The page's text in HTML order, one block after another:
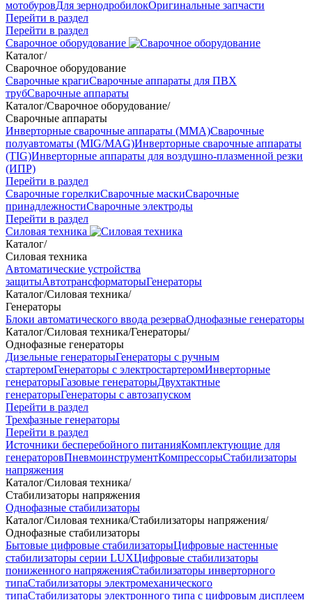
мотобуровДля зернодробилокОригинальные запчасти
Перейти в раздел
Перейти в раздел
Сварочное оборудование
Каталог/
Сварочное оборудование
Сварочные крагиСварочные аппараты для ПВХ
трубСварочные аппараты
Каталог/Сварочное оборудование/
Сварочные аппараты
Инверторные сварочные аппараты (ММА)Сварочные
полуавтоматы (MIG/MAG)Инверторные сварочные аппараты
(TIG)Инверторные аппараты для воздушно-плазменной резки
(ИПР)
Перейти в раздел
Сварочные горелкиСварочные маскиСварочные
принадлежностиСварочные электроды
Перейти в раздел
Силовая техника
Каталог/
Силовая техника
Автоматические устройства
защитыАвтотрансформаторыГенераторы
Каталог/Силовая техника/
Генераторы
Блоки автоматического ввода резерваОднофазные генераторы
Каталог/Силовая техника/Генераторы/
Однофазные генераторы
Дизельные генераторыГенераторы с ручным
стартеромГенераторы с электростартеромИнверторные
генераторыГазовые генераторыДвухтактные
генераторыГенераторы с автозапуском
Перейти в раздел
Трехфазные генераторы
Перейти в раздел
Источники бесперебойного питанияКомплектующие для
генераторовПневмоинструментКомпрессорыСтабилизаторы
напряжения
Каталог/Силовая техника/
Стабилизаторы напряжения
Однофазные стабилизаторы
Каталог/Силовая техника/Стабилизаторы напряжения/
Однофазные стабилизаторы
Бытовые цифровые стабилизаторыЦифровые настенные
стабилизаторы серии LUXЦифровые стабилизаторы
пониженного напряженияСтабилизаторы инверторного
типаСтабилизаторы электромеханического
типаСтабилизаторы электронного типа с цифровым дисплеем